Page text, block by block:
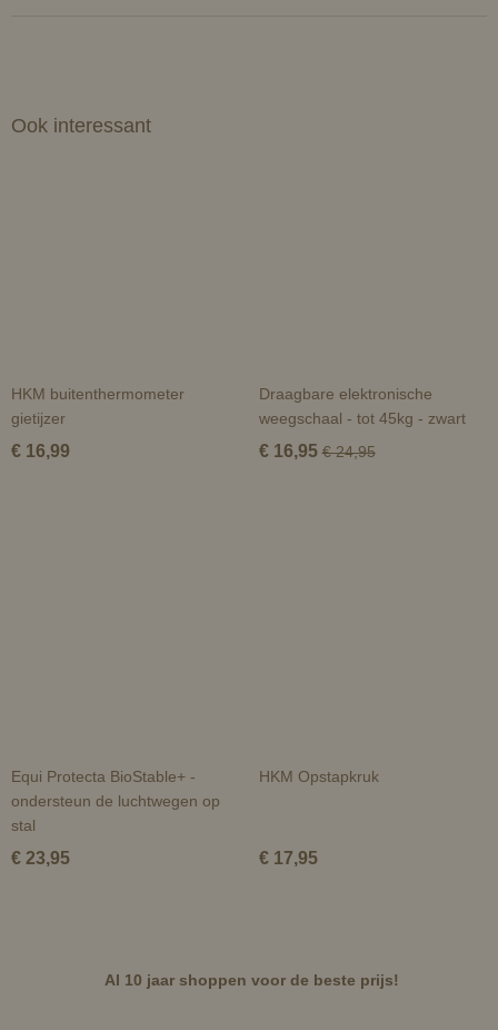
Ook interessant
HKM buitenthermometer
gietijzer
€ 16,99
Draagbare elektronische
weegschaal - tot 45kg - zwart
€ 16,95 € 24,95
Equi Protecta BioStable+ -
ondersteun de luchtwegen op
stal
€ 23,95
HKM Opstapkruk
€ 17,95
Al 10 jaar shoppen voor de beste prijs!